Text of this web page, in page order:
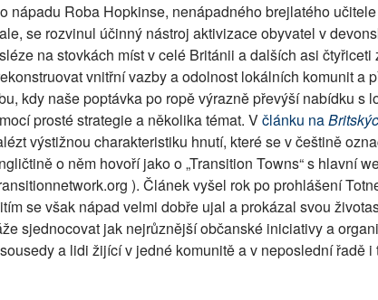
nápadu Roba Hopkinse, nenápadného brejlatého
se rozvinul účinný nástroj aktivizace obyvatel v
na stovkách míst v celé Británii a dalších asi čtyřiceti
vnitřní vazby a odolnost lokálních komunit a
kdy naše poptávka po ropě výrazně převýší nabídku s
prosté strategie a několika témat. Včlánku na
výstižnou charakteristiku hnutí, které se v češtině
o něm hovoří jako o „Transition Towns“ s hlavní
). Článek vyšel rok po prohlášení
se však nápad velmi dobře ujal a prokázal svou
sjednocovat jak nejrůznější občanské iniciativy a
a lidi žijící v jedné komunitě a v neposlední řadě i